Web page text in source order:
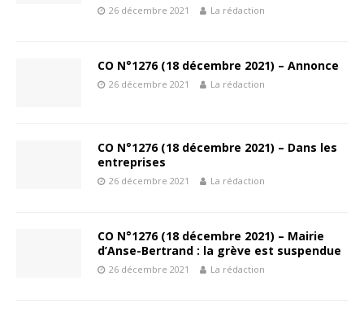
26 décembre 2021 La rédaction
CO N°1276 (18 décembre 2021) – Annonce
26 décembre 2021 La rédaction
CO N°1276 (18 décembre 2021) – Dans les
entreprises
26 décembre 2021 La rédaction
CO N°1276 (18 décembre 2021) – Mairie
d’Anse-Bertrand : la grève est suspendue
26 décembre 2021 La rédaction